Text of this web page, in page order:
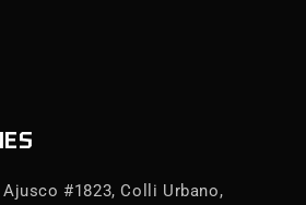
#1823, Colli Urbano,